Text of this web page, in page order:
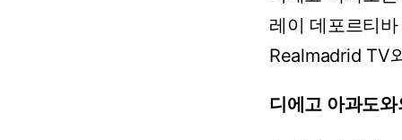
레이 데포르티바
Realmadrid TV
디에고 아과도와